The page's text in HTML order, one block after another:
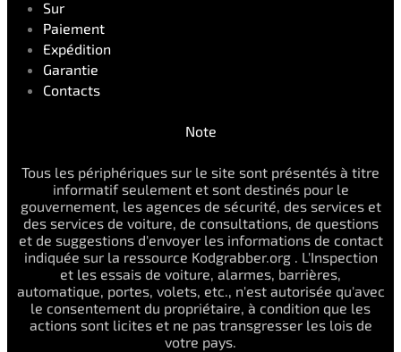
Sur
Paiement
Expédition
Garantie
Contacts
Note
Tous les périphériques sur le site sont présentés à titre
informatif seulement et sont destinés pour le
gouvernement, les agences de sécurité, des services et
des services de voiture, de consultations, de questions
et de suggestions d'envoyer les informations de contact
indiquée sur la ressource Kodgrabber.org . L'Inspection
et les essais de voiture, alarmes, barrières,
automatique, portes, volets, etc., n'est autorisée qu'avec
le consentement du propriétaire, à condition que les
actions sont licites et ne pas transgresser les lois de
votre pays.